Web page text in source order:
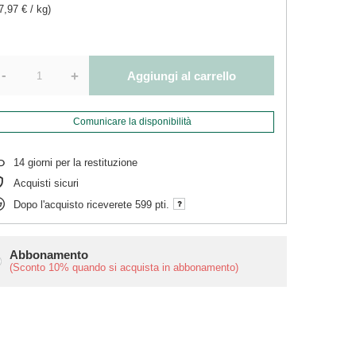
Abbonamento
(Sconto 10% quando si acquista in abbonamento)
€ / kg)
- + Aggiungi al carrello
Comunicare la disponibilità
14 giorni per la restituzione
Acquisti sicuri
Dopo l'acquisto riceverete599 pti.